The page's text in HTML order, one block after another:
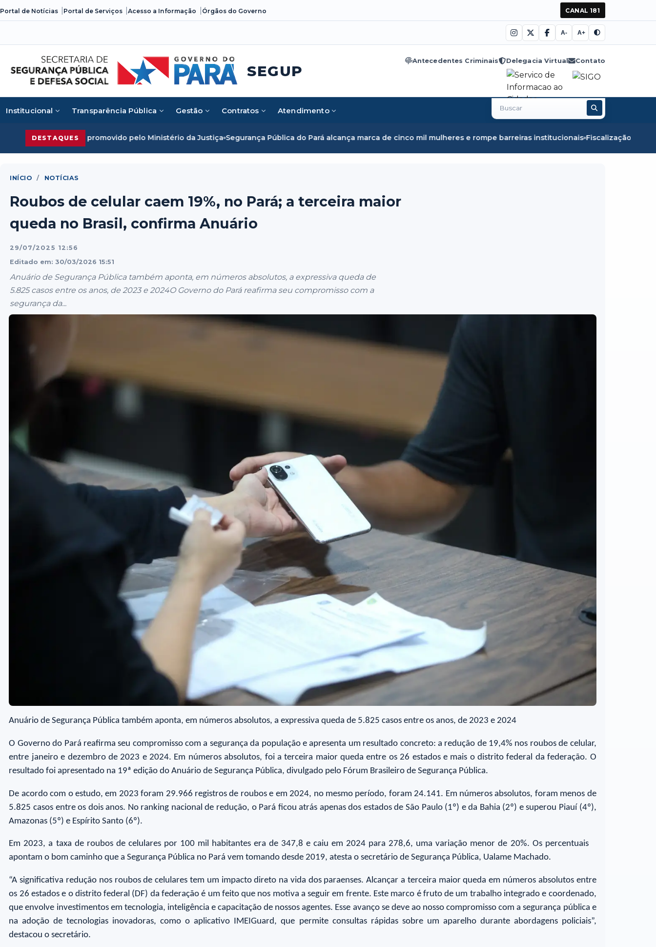
Portal de Notícias Portal de Serviços Acesso a Informação Órgãos do Governo CANAL 181
A- A+
SEGUP
Antecedentes Criminais Delegacia Virtual Contato
Institucional Transparência Pública Gestão Contratos Atendimento
Buscar
no
DESTAQUES
promovido pelo Ministério da Justiça Segurança Pública do Pará alcança marca de cinco mil mulheres e rompe barreiras institucionais Fiscalização em Óbidos apreende
INÍCIO / NOTÍCIAS
Roubos de celular caem 19%, no Pará; a terceira maior
queda no Brasil, confirma Anuário
29/07/2025 12:56
Editado em: 30/03/2026 15:51
Anuário de Segurança Pública também aponta, em números absolutos, a expressiva queda de
5.825 casos entre os anos, de 2023 e 2024O Governo do Pará reafirma seu compromisso com a
segurança da...
Anuário de Segurança Pública também aponta, em números absolutos, a expressiva queda de 5.825 casos entre os anos, de 2023 e 2024
O Governo do Pará reafirma seu compromisso com a segurança da população e apresenta um resultado concreto: a redução de 19,4% nos roubos de celular,
entre janeiro e dezembro de 2023 e 2024. Em números absolutos, foi a terceira maior queda entre os 26 estados e mais o distrito federal da federação. O
resultado foi apresentado na 19ª edição do Anuário de Segurança Pública, divulgado pelo Fórum Brasileiro de Segurança Pública.
De acordo com o estudo, em 2023 foram 29.966 registros de roubos e em 2024, no mesmo período, foram 24.141. Em números absolutos, foram menos de
5.825 casos entre os dois anos. No ranking nacional de redução, o Pará ficou atrás apenas dos estados de São Paulo (1º) e da Bahia (2º) e superou Piauí (4º),
Amazonas (5º) e Espírito Santo (6º).
Em 2023, a taxa de roubos de celulares por 100 mil habitantes era de 347,8 e caiu em 2024 para 278,6, uma variação menor de 20%. Os percentuais
apontam o bom caminho que a Segurança Pública no Pará vem tomando desde 2019, atesta o secretário de Segurança Pública, Ualame Machado.
“A significativa redução nos roubos de celulares tem um impacto direto na vida dos paraenses. Alcançar a terceira maior queda em números absolutos entre
os 26 estados e o distrito federal (DF) da federação é um feito que nos motiva a seguir em frente. Este marco é fruto de um trabalho integrado e coordenado,
que envolve investimentos em tecnologia, inteligência e capacitação de nossos agentes. Esse avanço se deve ao nosso compromisso com a segurança pública e
na adoção de tecnologias inovadoras, como o aplicativo IMEIGuard, que permite consultas rápidas sobre um aparelho durante abordagens policiais”,
destacou o secretário.